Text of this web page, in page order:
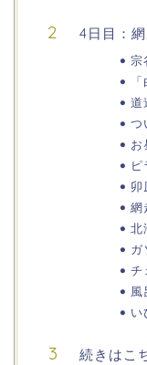
4日目：
宗
道
つ
お
卯
網
北
ガ
チ
風
い
続きはこ